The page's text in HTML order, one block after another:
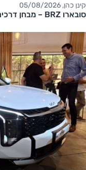
קינן כהן, 05/08/2026
סובארו BRZ – מבחן דרכים (tS)